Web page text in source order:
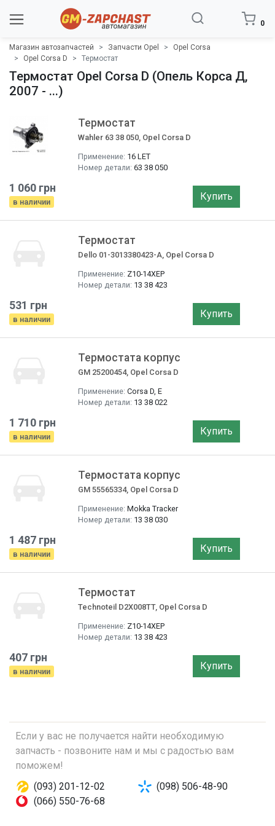
0
Магазин автозапчастей Запчасти Opel
Opel Corsa
Opel Corsa D
Термостат
Термостат Opel Corsa D (Опель Корса Д,
2007 - ...)
Термостат
Wahler 63 38 050, Opel Corsa D
Применение: 16 LET
Номер детали: 63 38 050
1 060 грн
в наличии Купить
Термостат
Dello 01-3013380423-A, Opel Corsa D
Применение: Z10-14XEP
Номер детали: 13 38 423
531 грн
в наличии Купить
Термостата корпус
GM 25200454, Opel Corsa D
Применение: Corsa D, E
Номер детали: 13 38 022
1 710 грн
в наличии Купить
Термостата корпус
GM 55565334, Opel Corsa D
Применение: Mokka Tracker
Номер детали: 13 38 030
1 487 грн
в наличии Купить
Термостат
Technoteil D2X008TT, Opel Corsa D
Применение: Z10-14XEP
Номер детали: 13 38 423
407 грн
в наличии Купить
Если у вас не получается найти необходимую
запчасть - позвоните нам и мы с радостью вам
поможем!
(093) 201-12-02
(098) 506-48-90
(066) 550-76-68